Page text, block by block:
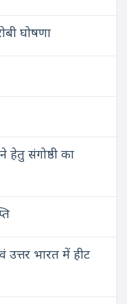
घोषणा
हेतु संगोष्ठी का
भारत में हीट